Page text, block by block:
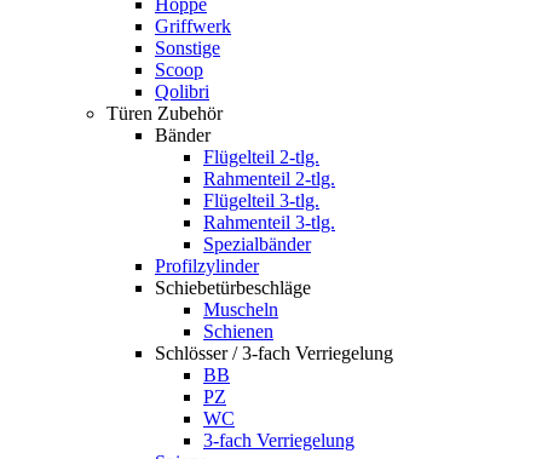
Hoppe
Griffwerk
Sonstige
Scoop
Qolibri
Türen Zubehör
Bänder
Flügelteil 2-tlg.
Rahmenteil 2-tlg.
Flügelteil 3-tlg.
Rahmenteil 3-tlg.
Spezialbänder
Profilzylinder
Schiebetürbeschläge
Muscheln
Schienen
Schlösser / 3-fach Verriegelung
BB
PZ
WC
3-fach Verriegelung